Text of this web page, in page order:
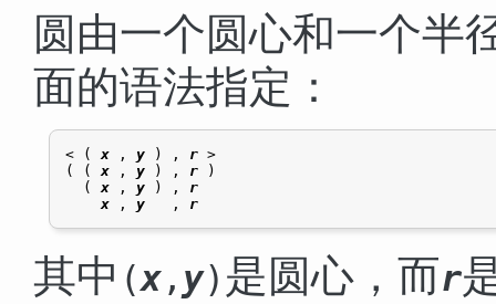
圆由一个圆心和一个半
面的语法指定：
< ( x , y ) , r >
( ( x , y ) , r )
  (
x , y ) , r
x , y
   ,
r
其中 (x, y) 是圆心，而r